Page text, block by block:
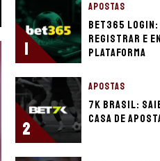
1
APOSTAS
bet365 login:
registrar e
plataforma
2
APOSTAS
7K Brasil:
casa de